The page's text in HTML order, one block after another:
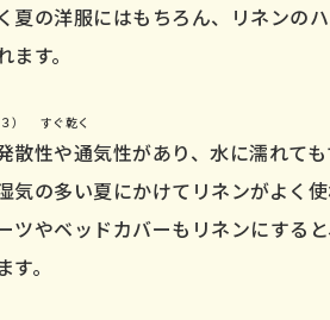
夏の洋服にはもちろん、リネンの
す。
） すぐ乾く
散性や通気性があり、水に濡れて
気の多い夏にかけてリネンがよく
ツやベッドカバーもリネンにする
。